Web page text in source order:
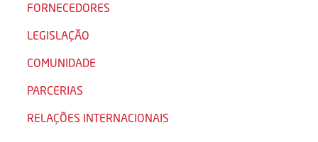
FORNECEDORES
LEGISLAÇÃO
COMUNIDADE
PARCERIAS
RELAÇÕES INTERNACIONAIS